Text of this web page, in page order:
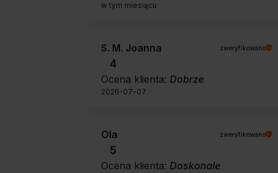
w tym miesiącu
S. M. Joanna zweryfikowano
4
Ocena klienta: Dobrze
2026-07-07
Ola zweryfikowano
5
Ocena klienta: Doskonale